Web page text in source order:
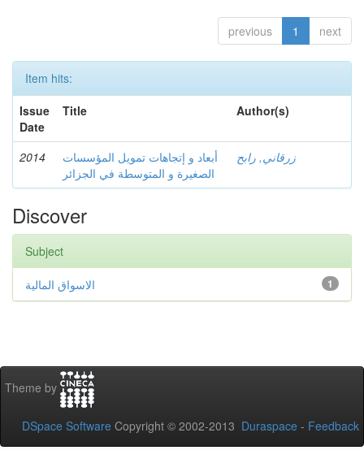
previous 1 next
Item hits:
Issue
Date
Title Author(s)
2014
أبعاد و إتجاهات تمويل المؤسسات
الصغيرة و المتوسطة في الجزائر
زرقاني, رابح
Discover
Subject
1 الاسواق المالية
Theme by
DSpace Software Copyright © 2002-2013 Duraspace - Feedback